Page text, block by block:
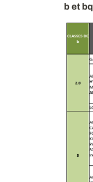
b et bq